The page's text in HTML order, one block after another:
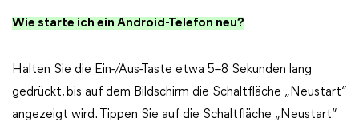
Wie starte ich ein Android-Telefon neu?
Halten Sie die Ein-/Aus-Taste etwa 5–8 Sekunden lang
gedrückt, bis auf dem Bildschirm die Schaltfläche „Neustart“
angezeigt wird. Tippen Sie auf die Schaltfläche „Neustart“